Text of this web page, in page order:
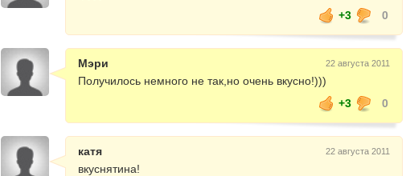
+3
0
Мэри 22 августа 2011
Получилось немного не так,но очень вкусно!)))
+3
0
катя 22 августа 2011
вкуснятина!